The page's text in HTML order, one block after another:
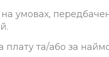
на умовах,
та/або за